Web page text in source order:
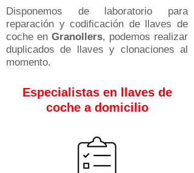
Disponemos de laboratorio para
reparación y codificación de llaves de
coche en Granollers, podemos realizar
duplicados de llaves y clonaciones al
momento.
Especialistas en llaves de
coche a domicilio